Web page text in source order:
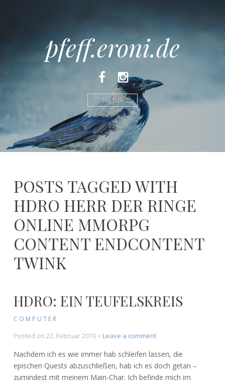
pfeff.eroni.de
FacebookInstagram
MENÜ
POSTS TAGGED WITH
HDRO HERR DER RINGE
ONLINE MMORPG
CONTENT ENDCONTENT
TWINK
HDRO: EIN TEUFELSKREIS
COMPUTER
Posted on 22. Februar 2010 Leave a commenton
Ein
Teufelskreis
Nachdem ich es wie immer hab schleifen lassen, die
epischen Quests abzuschließen, hab ich es doch getan –
zumindest mit meinem Main-Char. Ich befinde mich im